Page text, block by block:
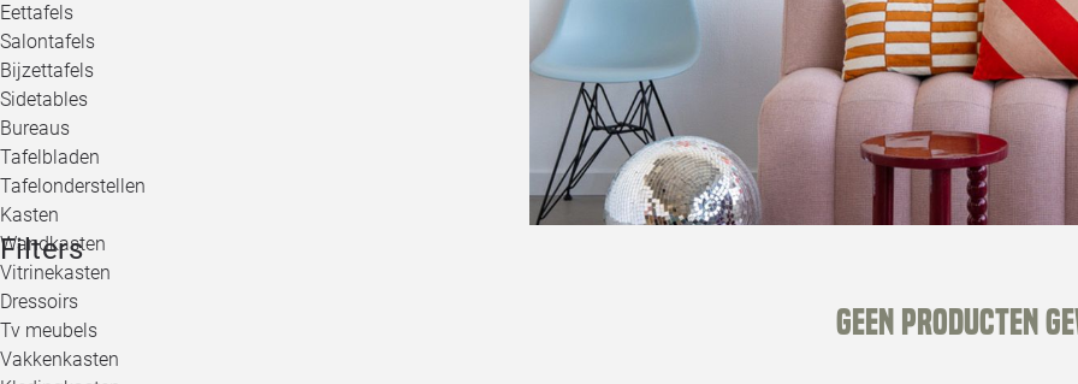
Eettafels
Salontafels
Bijzettafels
Sidetables
Bureaus
Tafelbladen
Tafelonderstellen
Kasten
Wandkasten
Vitrinekasten
Dressoirs
Tv meubels
Vakkenkasten
Filters
Geen producten